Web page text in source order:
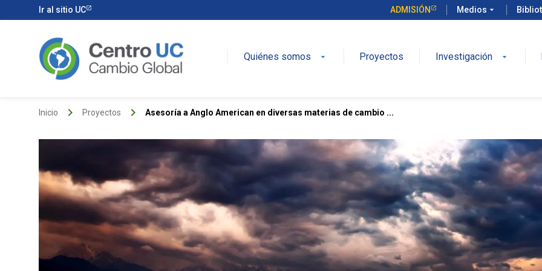
Ir al sitio UC ADMISIÓN Medios arrow_drop_down
Quiénes somos arrow_drop_down Proyectos Investigación arrow_drop_down
Inicio keyboard_arrow_right Proyectos keyboard_arrow_right Asesoría a Anglo American en diversas materias de cambio ...